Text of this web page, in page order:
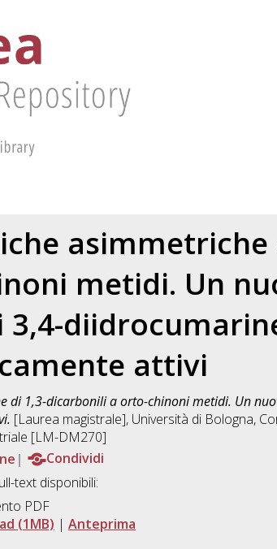
asimmetriche
metidi. Un
attivi
di 1,3-dicarbonili a orto-chinoni metidi. Un
[Laurea magistrale], Università di Bologna,
[LM-DM270]
Condividi
text disponibili:
PDF
(1MB) | Anteprima